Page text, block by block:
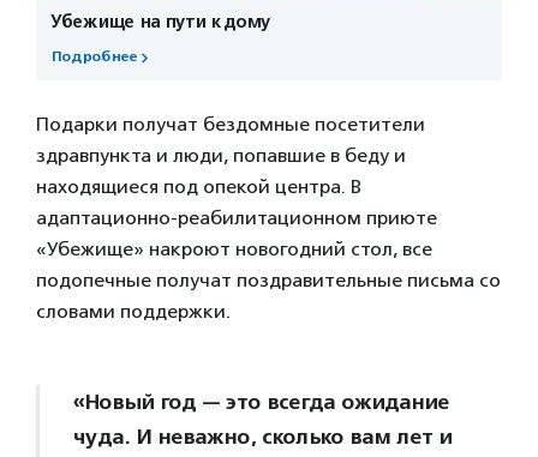
Убежище на пути к дому
Подробнее
Подарки получат бездомные посетители
здравпункта и люди, попавшие в беду и
находящиеся под опекой центра. В
адаптационно-реабилитационном приюте
«Убежище» накроют новогодний стол, все
подопечные получат поздравительные письма со
словами поддержки.
«Новый год — это всегда ожидание
чуда. И неважно, сколько вам лет и